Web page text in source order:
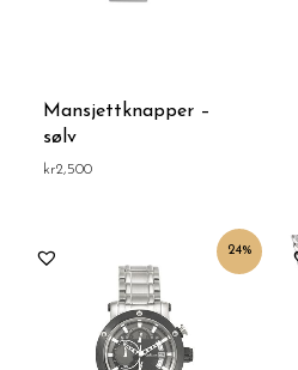
Mansjettknapper –
sølv
kr2,500
24%
var:
kr3,300.
Nåværende
er:
kr2,500.